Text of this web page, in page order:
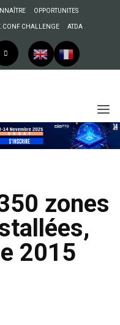
OPPORTUNITES
CHALLENGE ATDA
zones
2015